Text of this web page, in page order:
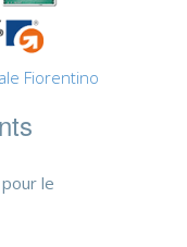
Fiorentino
le